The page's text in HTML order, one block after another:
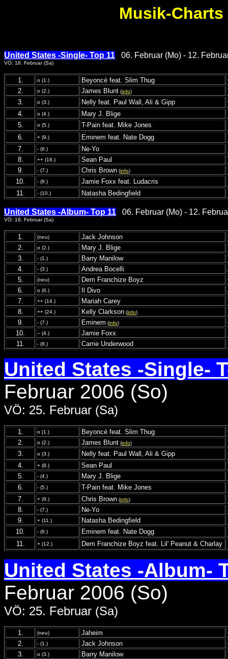
Musik-Charts
United States -Single- Top 11 06. Februar (Mo) - 12.
VÖ: 18. Februar (Sa)
1. o (1.) Beyoncé feat. Slim Thug
2.
o (2.) James Blunt (info)
3.
o (3.) Nelly feat. Paul Wall, Ali & Gipp
4.
o (4.) Mary J. Blige
5.
o (5.) T-Pain feat. Mike Jones
6.
+ (9.) Eminem feat. Nate Dogg
7.
- (6.) Ne-Yo
8.
++ (18.) Sean Paul
9.
- (7.) Chris Brown (info)
10.
- (8.) Jamie Foxx feat. Ludacris
11.
- (10.) Natasha Bedingfield
United States -Album- Top 11 06. Februar (Mo) - 12.
VÖ: 18. Februar (Sa)
1. (neu) Jack Johnson
2.
o (2.) Mary J. Blige
3.
- (1.) Barry Manilow
4.
- (3.) Andrea Bocelli
5.
(neu) Dem Franchize Boyz
6.
o (6.) Il Divo
7.
++ (14.) Mariah Carey
8.
++ (24.) Kelly Clarkson (info)
9.
- (7.) Eminem (info)
10.
-- (4.) Jamie Foxx
11.
- (8.) Carrie Underwood
United States -Single-
Februar 2006 (So)
VÖ: 25. Februar (Sa)
1. o (1.) Beyoncé feat. Slim Thug
2.
o (2.) James Blunt (info)
3.
o (3.) Nelly feat. Paul Wall, Ali & Gipp
4.
+ (8.) Sean Paul
5.
- (4.) Mary J. Blige
6.
- (5.) T-Pain feat. Mike Jones
7.
+ (9.) Chris Brown (info)
8.
- (7.) Ne-Yo
9.
+ (11.) Natasha Bedingfield
10.
- (6.) Eminem feat. Nate Dogg
11.
+ (12.) Dem Franchize Boyz feat. Lil' Peanut & Charlay
United States -Album-
Februar 2006 (So)
VÖ: 25. Februar (Sa)
1. (neu) Jaheim
2.
- (1.) Jack Johnson
3.
o (3.) Barry Manilow